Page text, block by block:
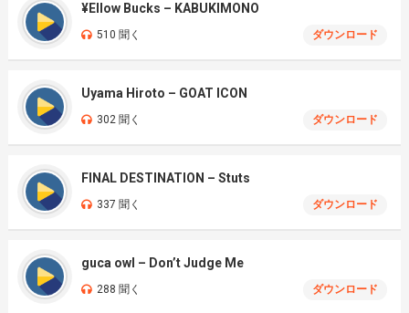
¥Ellow Bucks – KABUKIMONO
510 聞く ダウンロード
Uyama Hiroto – GOAT ICON
302 聞く ダウンロード
FINAL DESTINATION – Stuts
337 聞く ダウンロード
guca owl – Don’t Judge Me
288 聞く ダウンロード